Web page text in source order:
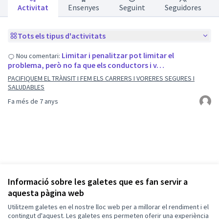
Informació sobre les galetes que es fan servir a
aquesta pàgina web
Utilitzem galetes en el nostre lloc web per a millorar el rendiment i el
contingut d'aquest. Les galetes ens permeten oferir una experiència
Activitat Ensenyes Seguint Seguidores
Tots els tipus d'activitats
Fa més de 7 anys
Nou comentari: Limitar i penalitzar pot limitar el
problema, però no fa que els conductors i v…
PACIFIQUEM EL TRÀNSIT I FEM ELS CARRERS I VORERES SEGURES I
SALUDABLES
Termes i condicions d'ús
Configuració de les galetes
Barcelona En Comú a X
Barcelona En Comú a Facebook
Barcelona En Comú a Instagram
Barcelona En Comú a YouTube